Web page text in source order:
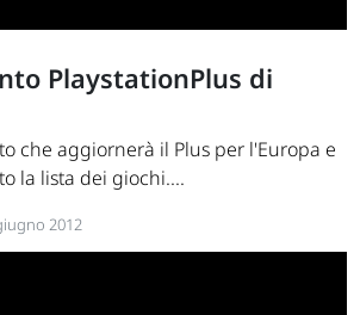
PlaystationPlus di
che aggiornerà il Plus per l'Europa e
la lista dei giochi....
2012